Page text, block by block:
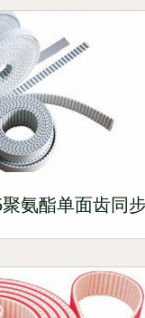
氨酯单面齿同